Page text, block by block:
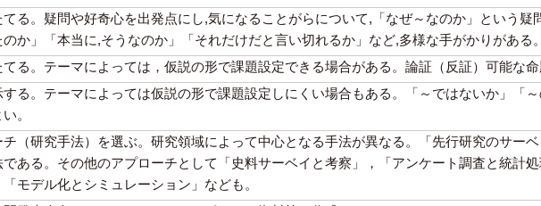
る。疑問や好奇心を出発点にし,気になることがらについて,「なぜ～なのか」という疑
か」「本当に,そうなのか」「それだけだと言い切れるか」など,多様な手がかりがある。
る。テーマによっては，仮説の形で課題設定できる場合がある。論証（反証）可能な命
する。テーマによっては仮説の形で課題設定しにくい場合もある。「～ではないか」「
。
（研究手法）を選ぶ。研究領域によって中心となる手法が異なる。「先行研究のサー
ある。その他のアプローチとして「史料サーベイと考察」，「アンケート調査と統計
モデル化とシミュレーション」なども。